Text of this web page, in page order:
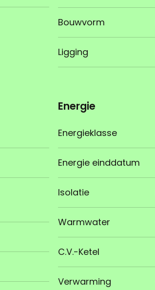
Bouwvorm
Ligging
Energie
Energieklasse
Energie einddatum
Isolatie
Warmwater
C.V.-Ketel
Verwarming